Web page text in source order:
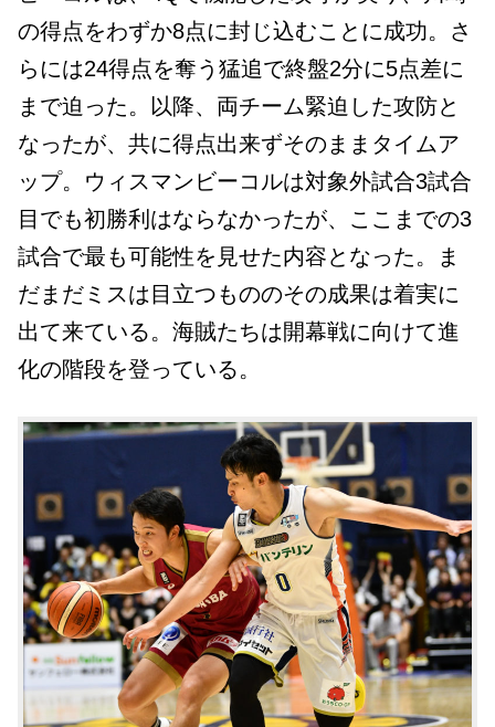
の得点をわずか8点に封じ込むことに成功。さ
らには24得点を奪う猛追で終盤2分に5点差に
まで迫った。以降、両チーム緊迫した攻防と
なったが、共に得点出来ずそのままタイムア
ップ。ウィスマンビーコルは対象外試合3試合
目でも初勝利はならなかったが、ここまでの3
試合で最も可能性を見せた内容となった。ま
だまだミスは目立つもののその成果は着実に
出て来ている。海賊たちは開幕戦に向けて進
化の階段を登っている。